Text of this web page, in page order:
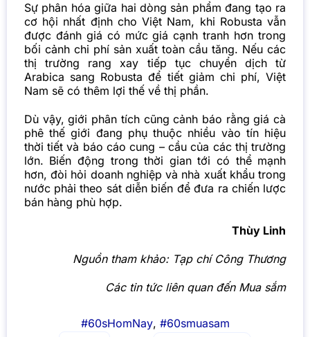
Sự phân hóa giữa hai dòng sản phẩm đang tạo ra
cơ hội nhất định cho Việt Nam, khi Robusta vẫn
được đánh giá có mức giá cạnh tranh hơn trong
bối cảnh chi phí sản xuất toàn cầu tăng. Nếu các
thị trường rang xay tiếp tục chuyển dịch từ
Arabica sang Robusta để tiết giảm chi phí, Việt
Nam sẽ có thêm lợi thế về thị phần.
Dù vậy, giới phân tích cũng cảnh báo rằng giá cà
phê thế giới đang phụ thuộc nhiều vào tín hiệu
thời tiết và báo cáo cung – cầu của các thị trường
lớn. Biến động trong thời gian tới có thể mạnh
hơn, đòi hỏi doanh nghiệp và nhà xuất khẩu trong
nước phải theo sát diễn biến để đưa ra chiến lược
bán hàng phù hợp.
Thùy Linh
Nguồn tham khảo: Tạp chí Công Thương
Các tin tức liên quan đến Mua sắm
#60sHomNay, #60smuasam